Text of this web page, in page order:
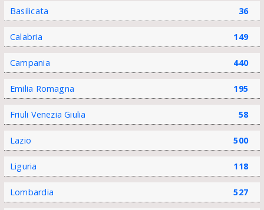
Basilicata 36
Calabria 149
Campania 440
Emilia Romagna 195
Friuli Venezia Giulia 58
Lazio 500
Liguria 118
Lombardia 527